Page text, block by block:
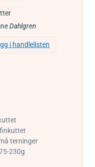
Dahlgren
i handlelisten
terninger
230g